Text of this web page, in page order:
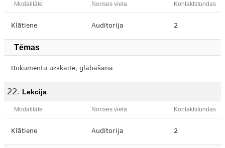
Modalitāte Norises vieta Kontaktstundas
Klātiene Auditorija 2
Tēmas
Dokumentu uzskaite, glabāšana
Lekcija
Modalitāte Norises vieta Kontaktstundas
Klātiene Auditorija 2